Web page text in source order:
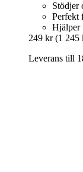
Stödjer
Perfekt
Hjälper
249 kr (1 245
Leverans till